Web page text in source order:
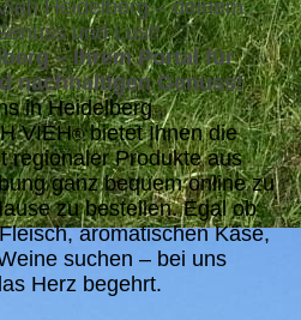
Heidelberg – deinem
und Lust!
– Ihrem Portal für
nachhaltigen Genuss!
in Heidelberg
VIEH®bietet Ihnen die
regionaler Produkte aus
ganz bequem online zu
zu bestellen. Egal ob
aromatischen Käse,
suchen – bei uns
Herz begehrt.